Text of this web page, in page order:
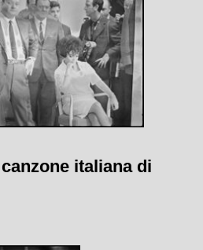
italiana di